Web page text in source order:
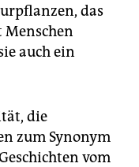
das
auch ein
die
zum Synonym
vom